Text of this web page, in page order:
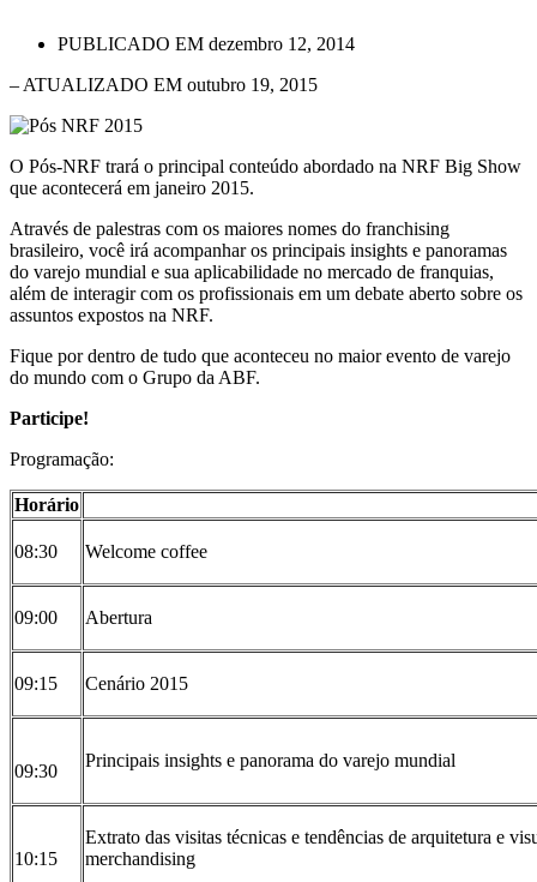
PUBLICADO EM dezembro 12, 2014
– ATUALIZADO EM outubro 19, 2015
O Pós-NRF trará o principal conteúdo abordado na NRF Big Show
que acontecerá em janeiro 2015.
Através de palestras com os maiores nomes do franchising
brasileiro, você irá acompanhar os principais insights e panoramas
do varejo mundial e sua aplicabilidade no mercado de franquias,
além de interagir com os profissionais em um debate aberto sobre os
assuntos expostos na NRF.
Fique por dentro de tudo que aconteceu no maior evento de varejo
do mundo com o Grupo da ABF.
Participe!
Programação:
Horário
08:30 Welcome coffee
09:00 Abertura
09:15 Cenário 2015
09:30
Principais insights e panorama do varejo mundial
10:15
Extrato das visitas técnicas e tendências de arquitetura e
merchandising